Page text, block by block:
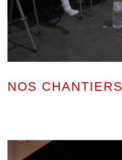
NOS CHANTIERS